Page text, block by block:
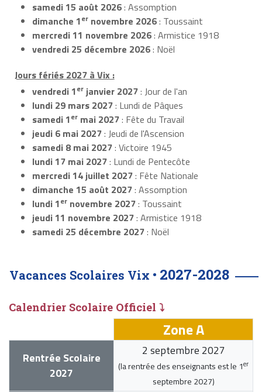
samedi 15 août 2026: Assomption
dimanche 1er novembre 2026: Toussaint
mercredi 11 novembre 2026: Armistice 1918
vendredi 25 décembre 2026: Noël
Jours fériés 2027 à Vix :
vendredi 1er janvier 2027: Jour de l'an
lundi 29 mars 2027: Lundi de Pâques
samedi 1er mai 2027: Fête du Travail
jeudi 6 mai 2027: Jeudi de l'Ascension
samedi 8 mai 2027: Victoire 1945
lundi 17 mai 2027: Lundi de Pentecôte
mercredi 14 juillet 2027: Fête Nationale
dimanche 15 août 2027: Assomption
lundi 1er novembre 2027: Toussaint
jeudi 11 novembre 2027: Armistice 1918
samedi 25 décembre 2027: Noël
Vacances Scolaires Vix • 2027-2028
Calendrier Scolaire Officiel ⤵
Zone A
Rentrée Scolaire
2027
2 septembre 2027
(la rentrée des enseignants est le 1er
septembre 2027)